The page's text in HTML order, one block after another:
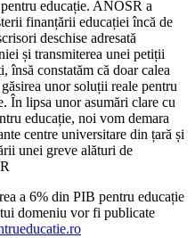
educație. ANOSR a
finanțării educației încă de
deschise adresată
și transmiterea unei petiții
însă constatăm că doar calea
unor soluții reale pentru
În lipsa unor asumări clare cu
educație, noi vom demara
centre universitare din țară și
unei greve alături de
a 6% din PIB pentru educație
domeniu vor fi publicate